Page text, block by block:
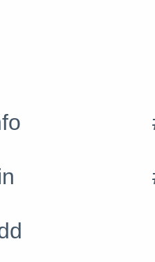
#域
#向来
#视
#控制
#向